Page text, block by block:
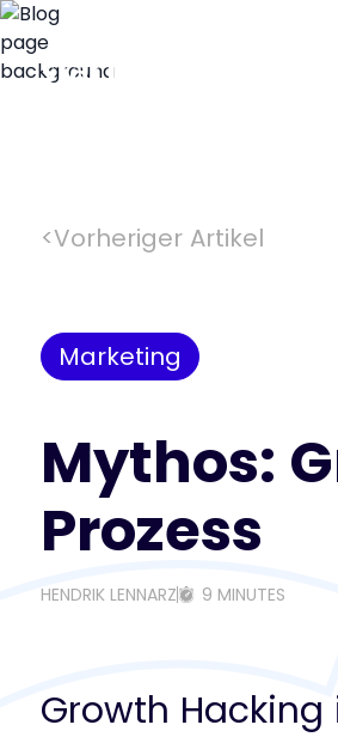
<Vorheriger Artikel
Marketing
Mythos:
Prozess
HENDRIK LENNARZ 9 MINUTES
Growth Hacking